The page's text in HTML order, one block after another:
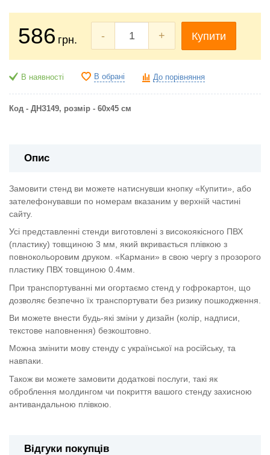
586 грн. - + Купити
В наявності В обрані До порівняння
Код - ДНЗ149, розмір - 60х45 см
Опис
Замовити стенд ви можете натиснувши кнопку «Купити», або
зателефонувавши по номерам вказаним у верхній частині
сайту.
Усі представленні стенди виготовлені з високоякісного ПВХ
(пластику) товщиною 3 мм, який вкривається плівкою з
повнокольоровим друком. «Кармани» в свою чергу з прозорого
пластику ПВХ товщиною 0.4мм.
При транспортуванні ми огортаємо стенд у гофрокартон, що
дозволяє безпечно їх транспортувати без ризику пошкодження.
Ви можете внести будь-які зміни у дизайн (колір, надписи,
текстове наповнення) безкоштовно.
Можна змінити мову стенду с української на російську, та
навпаки.
Також ви можете замовити додаткові послуги, такі як
оброблення молдингом чи покриття вашого стенду захисною
антивандальною плівкою.
Відгуки покупців